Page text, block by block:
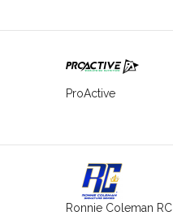
ProActive
Ronnie Coleman RC